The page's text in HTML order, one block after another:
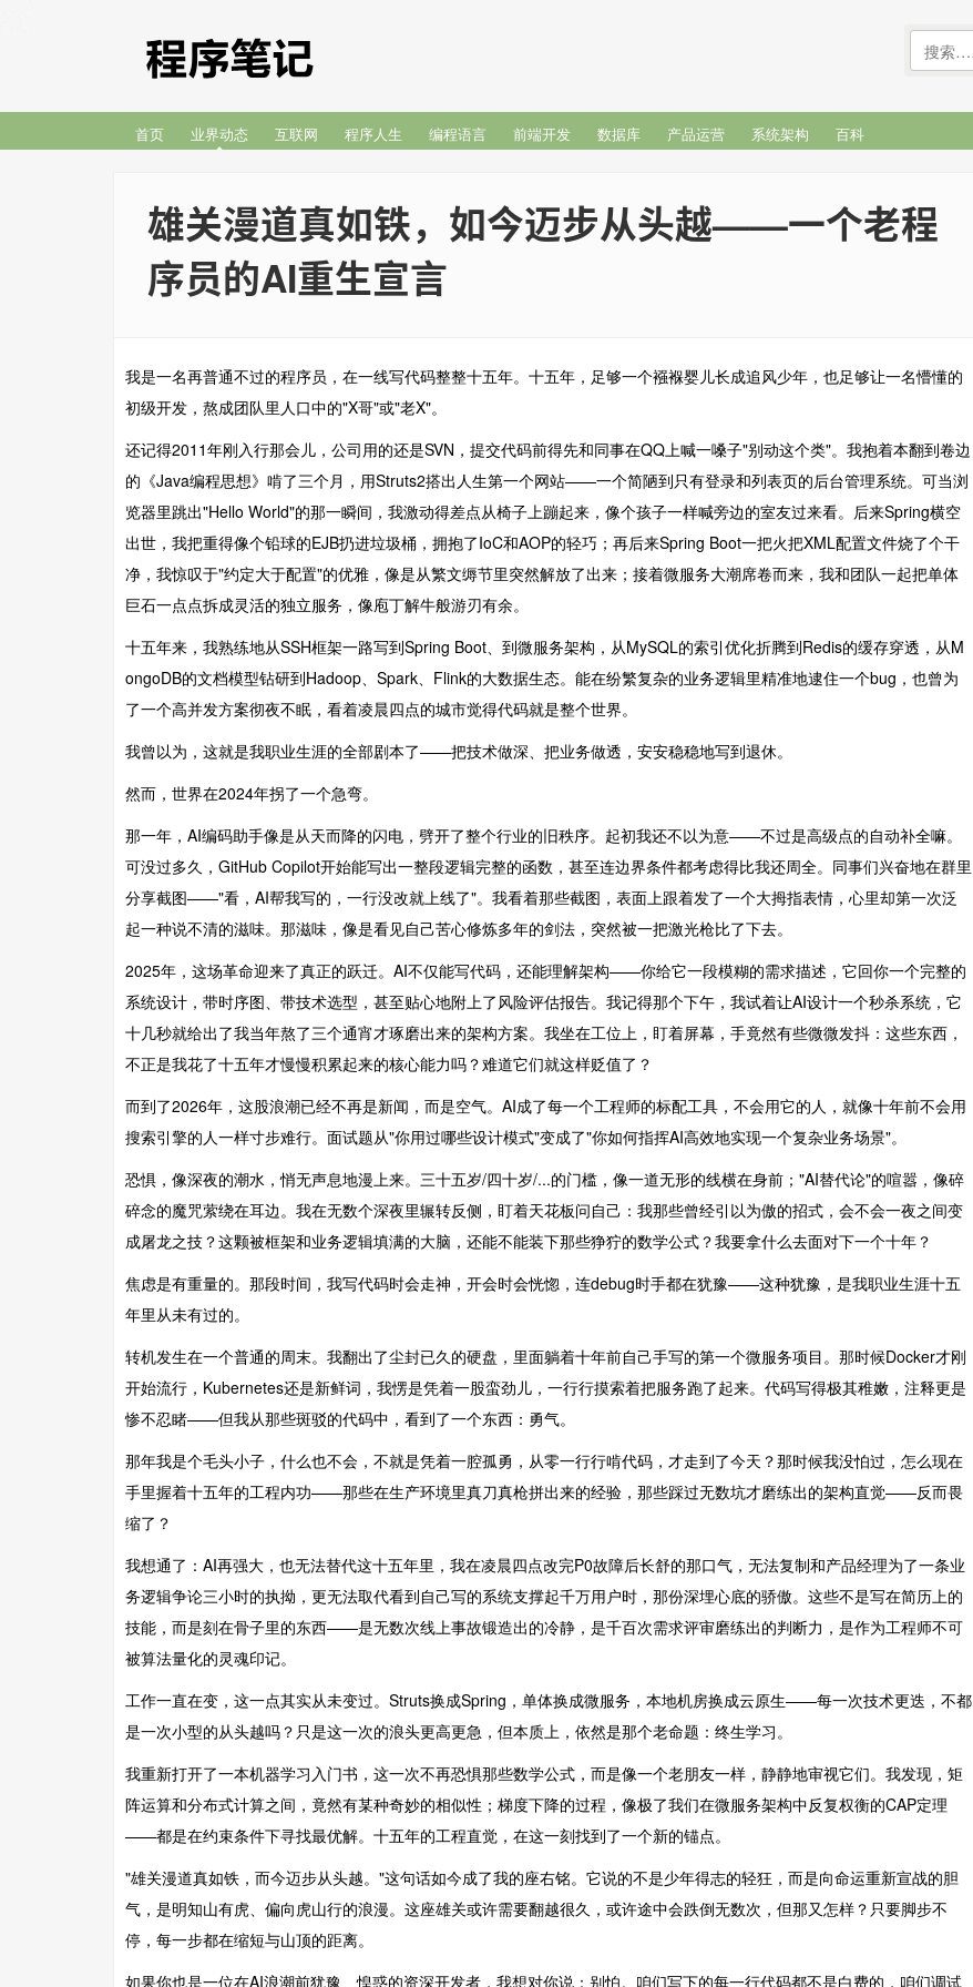
首页 业界动态 互联网 程序人生 编程语言 前端开发 数据库 产品运营 系统架构 百科
雄关漫道真如铁，如今迈步从头越——一个老程
序员的AI重生宣言
我是一名再普通不过的程序员，在一线写代码整整十五年。十五年，足够一个襁褓婴儿长成追风少年，也足够让一名懵懂的
初级开发，熬成团队里人口中的"X哥"或"老X"。
还记得2011年刚入行那会儿，公司用的还是SVN，提交代码前得先和同事在QQ上喊一嗓子"别动这个类"。我抱着本翻到卷边
的《Java编程思想》啃了三个月，用Struts2搭出人生第一个网站——一个简陋到只有登录和列表页的后台管理系统。可当浏
览器里跳出"Hello World"的那一瞬间，我激动得差点从椅子上蹦起来，像个孩子一样喊旁边的室友过来看。后来Spring横空
出世，我把重得像个铅球的EJB扔进垃圾桶，拥抱了IoC和AOP的轻巧；再后来Spring Boot一把火把XML配置文件烧了个干
净，我惊叹于"约定大于配置"的优雅，像是从繁文缛节里突然解放了出来；接着微服务大潮席卷而来，我和团队一起把单体
巨石一点点拆成灵活的独立服务，像庖丁解牛般游刃有余。
十五年来，我熟练地从SSH框架一路写到Spring Boot、到微服务架构，从MySQL的索引优化折腾到Redis的缓存穿透，从M
ongoDB的文档模型钻研到Hadoop、Spark、Flink的大数据生态。能在纷繁复杂的业务逻辑里精准地逮住一个bug，也曾为
了一个高并发方案彻夜不眠，看着凌晨四点的城市觉得代码就是整个世界。
我曾以为，这就是我职业生涯的全部剧本了——把技术做深、把业务做透，安安稳稳地写到退休。
然而，世界在2024年拐了一个急弯。
那一年，AI编码助手像是从天而降的闪电，劈开了整个行业的旧秩序。起初我还不以为意——不过是高级点的自动补全嘛。
可没过多久，GitHub Copilot开始能写出一整段逻辑完整的函数，甚至连边界条件都考虑得比我还周全。同事们兴奋地在群里
分享截图——"看，AI帮我写的，一行没改就上线了"。我看着那些截图，表面上跟着发了一个大拇指表情，心里却第一次泛
起一种说不清的滋味。那滋味，像是看见自己苦心修炼多年的剑法，突然被一把激光枪比了下去。
2025年，这场革命迎来了真正的跃迁。AI不仅能写代码，还能理解架构——你给它一段模糊的需求描述，它回你一个完整的
系统设计，带时序图、带技术选型，甚至贴心地附上了风险评估报告。我记得那个下午，我试着让AI设计一个秒杀系统，它
十几秒就给出了我当年熬了三个通宵才琢磨出来的架构方案。我坐在工位上，盯着屏幕，手竟然有些微微发抖：这些东西，
不正是我花了十五年才慢慢积累起来的核心能力吗？难道它们就这样贬值了？
而到了2026年，这股浪潮已经不再是新闻，而是空气。AI成了每一个工程师的标配工具，不会用它的人，就像十年前不会用
搜索引擎的人一样寸步难行。面试题从"你用过哪些设计模式"变成了"你如何指挥AI高效地实现一个复杂业务场景"。
恐惧，像深夜的潮水，悄无声息地漫上来。三十五岁/四十岁/...的门槛，像一道无形的线横在身前；"AI替代论"的喧嚣，像碎
碎念的魔咒萦绕在耳边。我在无数个深夜里辗转反侧，盯着天花板问自己：我那些曾经引以为傲的招式，会不会一夜之间变
成屠龙之技？这颗被框架和业务逻辑填满的大脑，还能不能装下那些狰狞的数学公式？我要拿什么去面对下一个十年？
焦虑是有重量的。那段时间，我写代码时会走神，开会时会恍惚，连debug时手都在犹豫——这种犹豫，是我职业生涯十五
年里从未有过的。
转机发生在一个普通的周末。我翻出了尘封已久的硬盘，里面躺着十年前自己手写的第一个微服务项目。那时候Docker才刚
开始流行，Kubernetes还是新鲜词，我愣是凭着一股蛮劲儿，一行行摸索着把服务跑了起来。代码写得极其稚嫩，注释更是
惨不忍睹——但我从那些斑驳的代码中，看到了一个东西：勇气。
那年我是个毛头小子，什么也不会，不就是凭着一腔孤勇，从零一行行啃代码，才走到了今天？那时候我没怕过，怎么现在
手里握着十五年的工程内功——那些在生产环境里真刀真枪拼出来的经验，那些踩过无数坑才磨练出的架构直觉——反而畏
缩了？
我想通了：AI再强大，也无法替代这十五年里，我在凌晨四点改完P0故障后长舒的那口气，无法复制和产品经理为了一条业
务逻辑争论三小时的执拗，更无法取代看到自己写的系统支撑起千万用户时，那份深埋心底的骄傲。这些不是写在简历上的
技能，而是刻在骨子里的东西——是无数次线上事故锻造出的冷静，是千百次需求评审磨练出的判断力，是作为工程师不可
被算法量化的灵魂印记。
工作一直在变，这一点其实从未变过。Struts换成Spring，单体换成微服务，本地机房换成云原生——每一次技术更迭，不都
是一次小型的从头越吗？只是这一次的浪头更高更急，但本质上，依然是那个老命题：终生学习。
我重新打开了一本机器学习入门书，这一次不再恐惧那些数学公式，而是像一个老朋友一样，静静地审视它们。我发现，矩
阵运算和分布式计算之间，竟然有某种奇妙的相似性；梯度下降的过程，像极了我们在微服务架构中反复权衡的CAP定理
——都是在约束条件下寻找最优解。十五年的工程直觉，在这一刻找到了一个新的锚点。
"雄关漫道真如铁，而今迈步从头越。"这句话如今成了我的座右铭。它说的不是少年得志的轻狂，而是向命运重新宣战的胆
气，是明知山有虎、偏向虎山行的浪漫。这座雄关或许需要翻越很久，或许途中会跌倒无数次，但那又怎样？只要脚步不
停，每一步都在缩短与山顶的距离。
如果你也是一位在AI浪潮前犹豫、惶惑的资深开发者，我想对你说：别怕。咱们写下的每一行代码都不是白费的，咱们调试